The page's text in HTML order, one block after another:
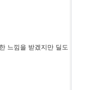
느낌을 받겠지만 딜도